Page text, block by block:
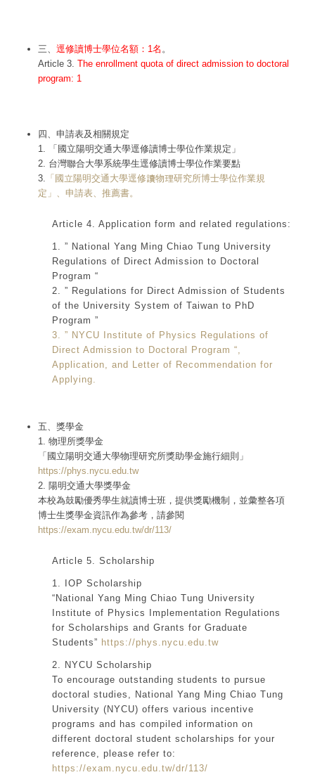
三、 逕修讀博士學位名額：1名 。
Article 3. The enrollment quota of direct admission to doctoral
program: 1
四、申請表及相關規定
1. 「國立陽明交通大學逕修讀博士學位作業規定」
2. 台灣聯合大學系統學生逕修讀博士學位作業要點
3.
「國立陽明交通大學逕修讀物理研究所博士學位作業規
定」、申請表、推薦書。
Article 4. Application form and related regulations:
1. ” National Yang Ming Chiao Tung University
Regulations of Direct Admission to Doctoral
Program “
2. ” Regulations for Direct Admission of Students
of the University System of Taiwan to PhD
Program ”
3. ” NYCU Institute of Physics Regulations of
Direct Admission to Doctoral Program “,
Application, and Letter of Recommendation for
Applying.
五、獎學金
1. 物理所獎學金
「國立陽明交通大學物理研究所獎助學金施行細則」
https://phys.nycu.edu.tw
2. 陽明交通大學獎學金
本校為鼓勵優秀學生就讀博士班，提供獎勵機制，並彙整各項
博士生獎學金資訊作為參考，請參閱
https://exam.nycu.edu.tw/dr/113/
Article 5. Scholarship
1. IOP Scholarship
“National Yang Ming Chiao Tung University
Institute of Physics Implementation Regulations
for Scholarships and Grants for Graduate
Students” https://phys.nycu.edu.tw
2. NYCU Scholarship
To encourage outstanding students to pursue
doctoral studies, National Yang Ming Chiao Tung
University (NYCU) offers various incentive
programs and has compiled information on
different doctoral student scholarships for your
reference, please refer to:
https://exam.nycu.edu.tw/dr/113/